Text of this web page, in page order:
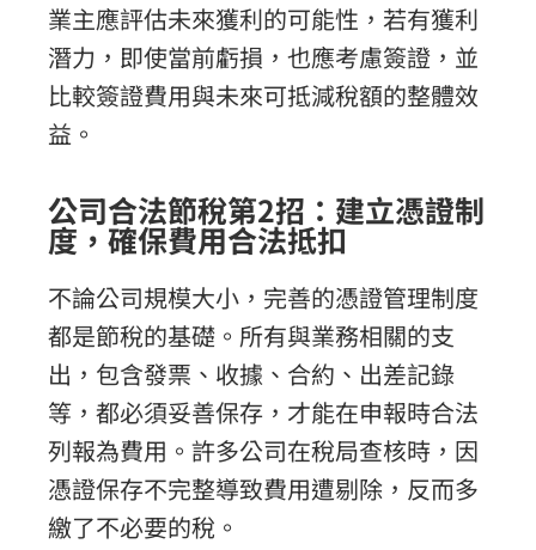
業主應評估未來獲利的可能性，若有獲利
潛力，即使當前虧損，也應考慮簽證，並
比較簽證費用與未來可抵減稅額的整體效
益。
公司合法節稅第2招：建立憑證制
度，確保費用合法抵扣
不論公司規模大小，完善的憑證管理制度
都是節稅的基礎。所有與業務相關的支
出，包含發票、收據、合約、出差記錄
等，都必須妥善保存，才能在申報時合法
列報為費用。許多公司在稅局查核時，因
憑證保存不完整導致費用遭剔除，反而多
繳了不必要的稅。